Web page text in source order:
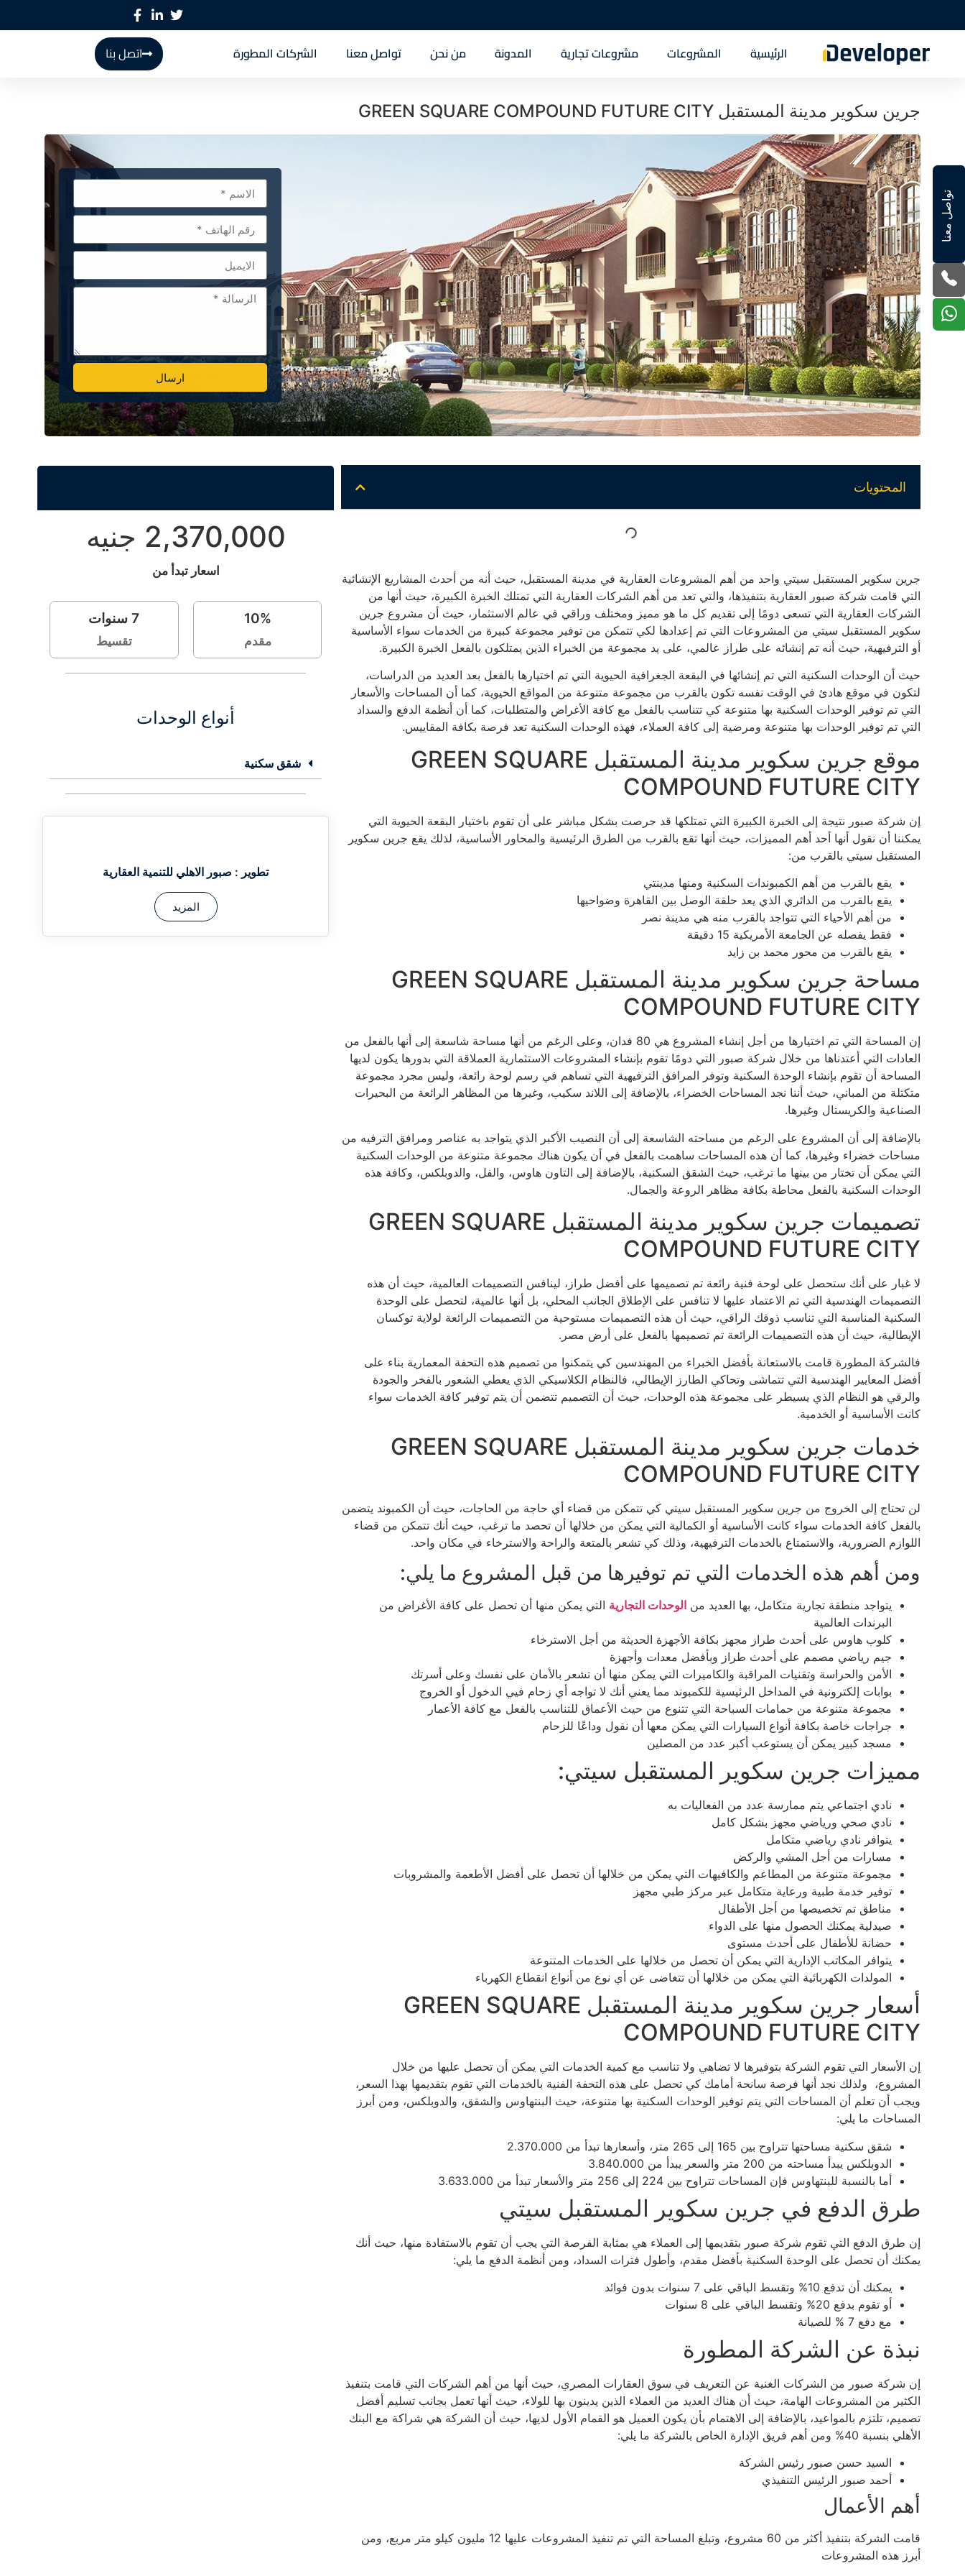
الرئيسية المشروعات مشروعات تجارية المدونة من نحن تواصل معنا الشركات المطورة اتصل بنا
جرين سكوير مدينة المستقبل GREEN SQUARE COMPOUND FUTURE CITY
ارسال
Alternative:
تواصل معنا
المحتويات
جرين سكوير المستقبل سيتي واحد من أهم المشروعات العقارية في مدينة المستقبل، حيث أنه من أحدث المشاريع الإنشائية
التي قامت شركة صبور العقارية بتنفيذها، والتي تعد من أهم الشركات العقارية التي تمتلك الخبرة الكبيرة، حيث أنها من
الشركات العقارية التي تسعى دومًا إلى تقديم كل ما هو مميز ومختلف وراقي في عالم الاستثمار، حيث أن مشروع جرين
سكوير المستقبل سيتي من المشروعات التي تم إعدادها لكي تتمكن من توفير مجموعة كبيرة من الخدمات سواء الأساسية
أو الترفيهية، حيث أنه تم إنشائه على طراز عالمي، على يد مجموعة من الخبراء الذين يمتلكون بالفعل الخبرة الكبيرة.
حيث أن الوحدات السكنية التي تم إنشائها في البقعة الجغرافية الحيوية التي تم اختيارها بالفعل بعد العديد من الدراسات،
لتكون في موقع هادئ في الوقت نفسه تكون بالقرب من مجموعة متنوعة من المواقع الحيوية، كما أن المساحات والأسعار
التي تم توفير الوحدات السكنية بها متنوعة كي تتناسب بالفعل مع كافة الأغراض والمتطلبات، كما أن أنظمة الدفع والسداد
التي تم توفير الوحدات بها متنوعة ومرضية إلى كافة العملاء، فهذه الوحدات السكنية تعد فرصة بكافة المقاييس.
موقع جرين سكوير مدينة المستقبل GREEN SQUARE
COMPOUND FUTURE CITY
إن شركة صبور نتيجة إلى الخبرة الكبيرة التي تمتلكها قد حرصت بشكل مباشر على أن تقوم باختيار البقعة الحيوية التي
يمكننا أن نقول أنها أحد أهم المميزات، حيث أنها تقع بالقرب من الطرق الرئيسية والمحاور الأساسية، لذلك يقع جرين سكوير
المستقبل سيتي بالقرب من:
يقع بالقرب من أهم الكمبوندات السكنية ومنها مدينتي
يقع بالقرب من الدائري الذي يعد حلقة الوصل بين القاهرة وضواحيها
من أهم الأحياء التي تتواجد بالقرب منه هي مدينة نصر
فقط يفصله عن الجامعة الأمريكية 15 دقيقة
يقع بالقرب من محور محمد بن زايد
مساحة جرين سكوير مدينة المستقبل GREEN SQUARE
COMPOUND FUTURE CITY
إن المساحة التي تم اختيارها من أجل إنشاء المشروع هي 80 فدان، وعلى الرغم من أنها مساحة شاسعة إلى أنها بالفعل من
العادات التي أعتدناها من خلال شركة صبور التي دومًا تقوم بإنشاء المشروعات الاستثمارية العملاقة التي بدورها يكون لديها
المساحة أن تقوم بإنشاء الوحدة السكنية وتوفر المرافق الترفيهية التي تساهم في رسم لوحة رائعة، وليس مجرد مجموعة
متكتلة من المباني، حيث أننا نجد المساحات الخضراء، بالإضافة إلى اللاند سكيب، وغيرها من المظاهر الرائعة من البحيرات
الصناعية والكريستال وغيرها.
بالإضافة إلى أن المشروع على الرغم من مساحته الشاسعة إلى أن النصيب الأكبر الذي يتواجد به عناصر ومرافق الترفيه من
مساحات خضراء وغيرها، كما أن هذه المساحات ساهمت بالفعل في أن يكون هناك مجموعة متنوعة من الوحدات السكنية
التي يمكن أن تختار من بينها ما ترغب، حيث الشقق السكنية، بالإضافة إلى التاون هاوس، والفل، والدوبلكس، وكافة هذه
الوحدات السكنية بالفعل محاطة بكافة مظاهر الروعة والجمال.
تصميمات جرين سكوير مدينة المستقبل GREEN SQUARE
COMPOUND FUTURE CITY
لا غبار على أنك ستحصل على لوحة فنية رائعة تم تصميمها على أفضل طراز، لينافس التصميمات العالمية، حيث أن هذه
التصميمات الهندسية التي تم الاعتماد عليها لا تنافس على الإطلاق الجانب المحلي، بل أنها عالمية، لتحصل على الوحدة
السكنية المناسبة التي تناسب ذوقك الراقي، حيث أن هذه التصميمات مستوحية من التصميمات الرائعة لولاية توكسان
الإيطالية، حيث أن هذه التصميمات الرائعة تم تصميمها بالفعل على أرض مصر.
فالشركة المطورة قامت بالاستعانة بأفضل الخبراء من المهندسين كي يتمكنوا من تصميم هذه التحفة المعمارية بناء على
أفضل المعايير الهندسية التي تتماشى وتحاكي الطارز الإيطالي، فالنظام الكلاسيكي الذي يعطي الشعور بالفخر والجودة
والرقي هو النظام الذي يسيطر على مجموعة هذه الوحدات، حيث أن التصميم تتضمن أن يتم توفير كافة الخدمات سواء
كانت الأساسية أو الخدمية.
خدمات جرين سكوير مدينة المستقبل GREEN SQUARE
COMPOUND FUTURE CITY
لن تحتاج إلى الخروج من جرين سكوير المستقبل سيتي كي تتمكن من قضاء أي حاجة من الحاجات، حيث أن الكمبوند يتضمن
بالفعل كافة الخدمات سواء كانت الأساسية أو الكمالية التي يمكن من خلالها أن تحصد ما ترغب، حيث أنك تتمكن من قضاء
اللوازم الضرورية، والاستمتاع بالخدمات الترفيهية، وذلك كي تشعر بالمتعة والراحة والاسترخاء في مكان واحد.
ومن أهم هذه الخدمات التي تم توفيرها من قبل المشروع ما يلي:
يتواجد منطقة تجارية متكامل، بها العديد من الوحدات التجارية التي يمكن منها أن تحصل على كافة الأغراض من
البرندات العالمية
كلوب هاوس على أحدث طراز مجهز بكافة الأجهزة الحديثة من أجل الاسترخاء
جيم رياضي مصمم على أحدث طراز وبأفضل معدات وأجهزة
الأمن والحراسة وتقنيات المراقبة والكاميرات التي يمكن منها أن تشعر بالأمان على نفسك وعلى أسرتك
بوابات إلكترونية في المداخل الرئيسية للكمبوند مما يعني أنك لا تواجه أي زحام فيي الدخول أو الخروج
مجموعة متنوعة من حمامات السباحة التي تتنوع من حيث الأعماق للتناسب بالفعل مع كافة الأعمار
جراجات خاصة بكافة أنواع السيارات التي يمكن معها أن نقول وداعًا للزحام
مسجد كبير يمكن أن يستوعب أكبر عدد من المصلين
مميزات جرين سكوير المستقبل سيتي:
نادي اجتماعي يتم ممارسة عدد من الفعاليات به
نادي صحي ورياضي مجهز بشكل كامل
يتوافر نادي رياضي متكامل
مسارات من أجل المشي والركض
مجموعة متنوعة من المطاعم والكافيهات التي يمكن من خلالها أن تحصل على أفضل الأطعمة والمشروبات
توفير خدمة طبية ورعاية متكامل عبر مركز طبي مجهز
مناطق تم تخصيصها من أجل الأطفال
صيدلية يمكنك الحصول منها على الدواء
حضانة للأطفال على أحدث مستوى
يتوافر المكاتب الإدارية التي يمكن أن تحصل من خلالها على الخدمات المتنوعة
المولدات الكهربائية التي يمكن من خلالها أن تتغاضى عن أي نوع من أنواع انقطاع الكهرباء
أسعار جرين سكوير مدينة المستقبل GREEN SQUARE
COMPOUND FUTURE CITY
إن الأسعار التي تقوم الشركة بتوفيرها لا تضاهي ولا تناسب مع كمية الخدمات التي يمكن أن تحصل عليها من خلال
المشروع، ولذلك نجد أنها فرصة سانحة أمامك كي تحصل على هذه التحفة الفنية بالخدمات التي تقوم بتقديمها بهذا السعر،
ويجب أن تعلم أن المساحات التي يتم توفير الوحدات السكنية بها متنوعة، حيث البنتهاوس والشقق، والدوبلكس، ومن أبرز
المساحات ما يلي:
شقق سكنية مساحتها تتراوح بين 165 إلى 265 متر، وأسعارها تبدأ من 2.370.000
الدوبلكس يبدأ مساحته من 200 متر والسعر يبدأ من 3.840.000
أما بالنسبة للبنتهاوس فإن المساحات تتراوح بين 224 إلى 256 متر والأسعار تبدأ من 3.633.000
طرق الدفع في جرين سكوير المستقبل سيتي
إن طرق الدفع التي تقوم شركة صبور بتقديمها إلى العملاء هي بمثابة الفرصة التي يجب أن تقوم بالاستفادة منها، حيث أنك
يمكنك أن تحصل على الوحدة السكنية بأفضل مقدم، وأطول فترات السداد، ومن أنظمة الدفع ما يلي:
يمكنك أن تدفع 10% وتقسط الباقي على 7 سنوات بدون فوائد
أو تقوم بدفع 20% وتقسط الباقي على 8 سنوات
مع دفع 7 % للصيانة
نبذة عن الشركة المطورة
إن شركة صبور من الشركات الغنية عن التعريف في سوق العقارات المصري، حيث أنها من أهم الشركات التي قامت بتنفيذ
الكثير من المشروعات الهامة، حيث أن هناك العديد من العملاء الذين يدينون بها للولاء، حيث أنها تعمل بجانب تسليم أفضل
تصميم، تلتزم بالمواعيد، بالإضافة إلى الاهتمام بأن يكون العميل هو القمام الأول لديها، حيث أن الشركة هي شراكة مع البنك
الأهلي بنسبة 40% ومن أهم فريق الإدارة الخاص بالشركة ما يلي:
السيد حسن صبور رئيس الشركة
أحمد صبور الرئيس التنفيذي
أهم الأعمال
قامت الشركة بتنفيذ أكثر من 60 مشروع، وتبلغ المساحة التي تم تنفيذ المشروعات عليها 12 مليون كيلو متر مربع، ومن
أبرز هذه المشروعات
2,370,000 جنيه
اسعار تبدأ من
10%
مقدم
7سنوات
تقسيط
أنواع الوحدات
شقق سكنية
تطوير : صبور الاهلي للتنمية العقارية
المزيد